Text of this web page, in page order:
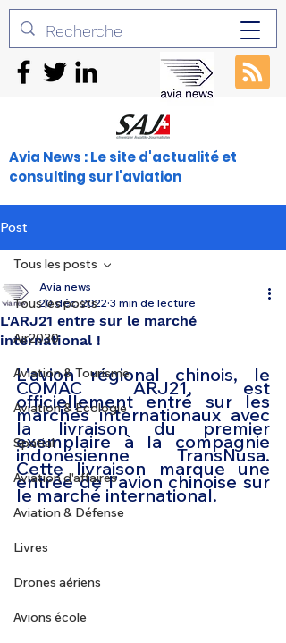
Avia News : Le site d'actualité et
consulting sur l'aviation
Post
Tous les posts
Air2030
Aviation & Tourisme
Aviation & Ecologie
Spatial
Aviation d'affaires
Aviation & Défense
Livres
Drones aériens
Avions école
Tous les posts
L'ARJ21 entre sur le marché
international !
Avia news
20 déc. 2022 3 min de lecture
COMAC ARJ21, est
officiellement entré sur les
marchés internationaux avec
la livraison du premier
exemplaire à la compagnie
indonésienne TransNusa.
Cette livraison marque une
entrée de l'avion chinoise sur
le marché international.